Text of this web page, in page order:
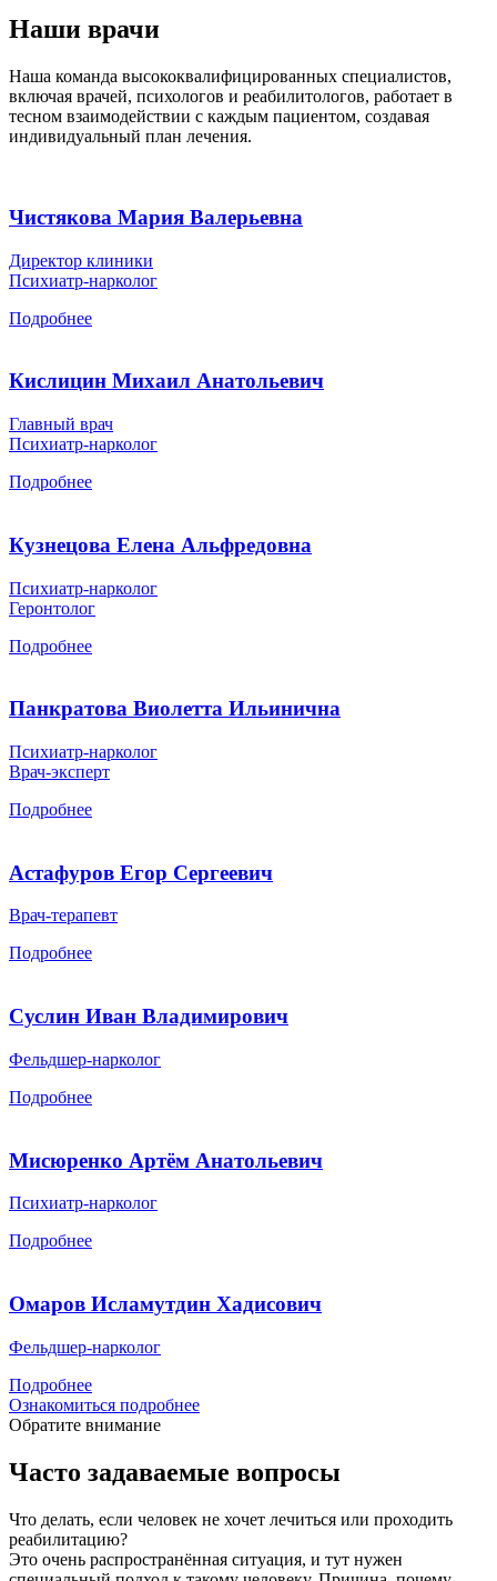
Наши врачи
Наша команда высококвалифицированных специалистов,
включая врачей, психологов и реабилитологов, работает в
тесном взаимодействии с каждым пациентом, создавая
индивидуальный план лечения.
Чистякова Мария Валерьевна
Директор клиники
Психиатр-нарколог
Подробнее
Кислицин Михаил Анатольевич
Главный врач
Психиатр-нарколог
Подробнее
Кузнецова Елена Альфредовна
Психиатр-нарколог
Геронтолог
Подробнее
Панкратова Виолетта Ильинична
Психиатр-нарколог
Врач-эксперт
Подробнее
Астафуров Егор Сергеевич
Врач-терапевт
Подробнее
Суслин Иван Владимирович
Фельдшер-нарколог
Подробнее
Мисюренко Артём Анатольевич
Психиатр-нарколог
Подробнее
Омаров Исламутдин Хадисович
Фельдшер-нарколог
Подробнее
Ознакомиться подробнее
Обратите внимание
Часто задаваемые вопросы
Что делать, если человек не хочет лечиться или проходить
реабилитацию?
Это очень распространённая ситуация, и тут нужен